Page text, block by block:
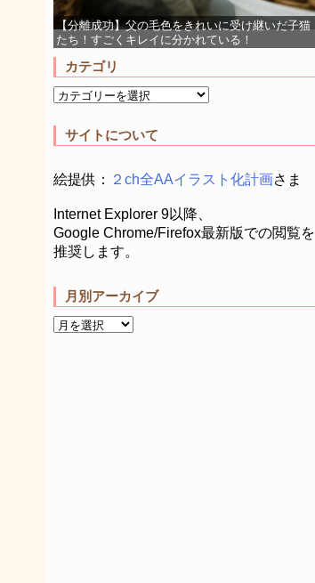
【分離成功】父の毛色をきれいに受け継いだ子猫
たち！すごくキレイに分かれている！
カテゴリ
サイトについて
絵提供： ２ch全AAイラスト化計画さま
Internet Explorer 9以降、
Google Chrome/Firefox最新版での閲覧を
推奨します。
月別アーカイブ